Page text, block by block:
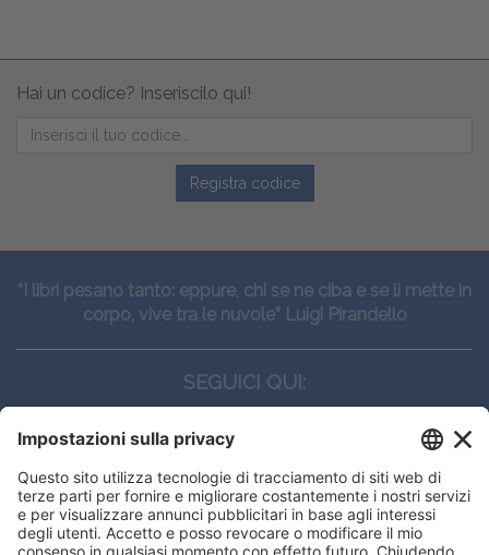
Hai un codice? Inseriscilo qui!
Registra codice
“I libri pesano tanto: eppure, chi se ne ciba e se li mette in
corpo, vive tra le nuvole” Luigi Pirandello
SEGUICI QUI:
CONTATTI
Edi.Ermes srl